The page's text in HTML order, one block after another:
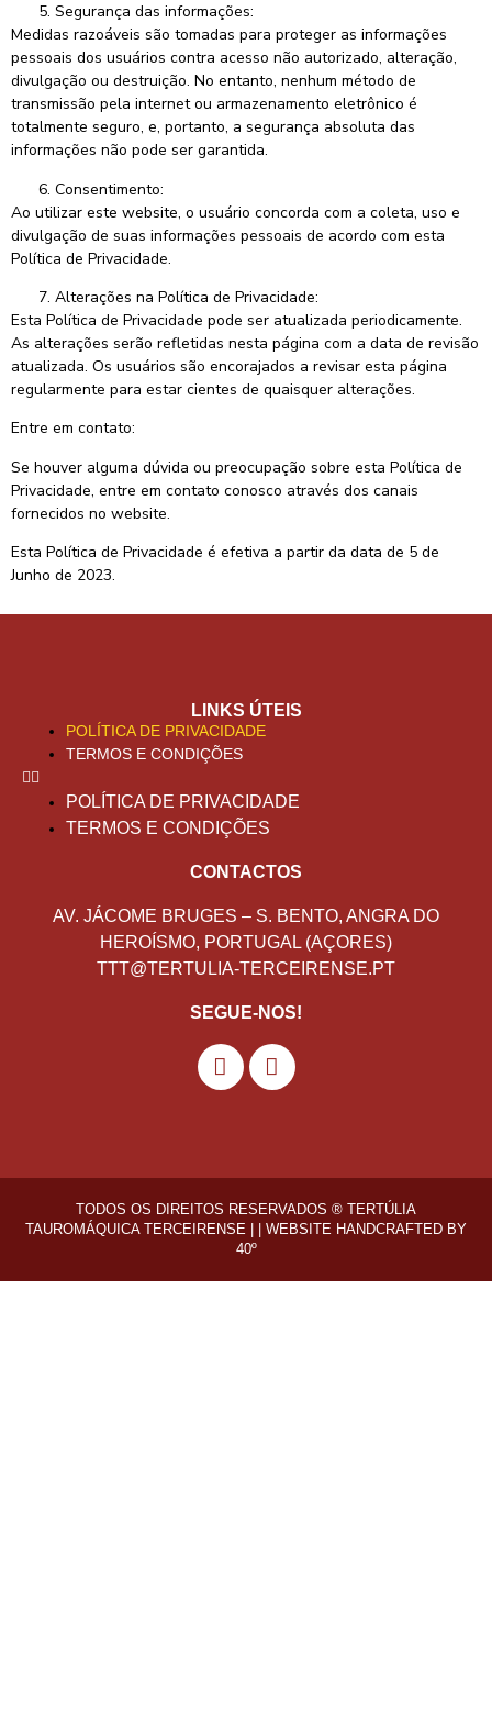
Segurança das informações:
Medidas razoáveis são tomadas para proteger as informações
pessoais dos usuários contra acesso não autorizado, alteração,
divulgação ou destruição. No entanto, nenhum método de
transmissão pela internet ou armazenamento eletrônico é
totalmente seguro, e, portanto, a segurança absoluta das
informações não pode ser garantida.
Consentimento:
Ao utilizar este website, o usuário concorda com a coleta, uso e
divulgação de suas informações pessoais de acordo com esta
Política de Privacidade.
Alterações na Política de Privacidade:
Esta Política de Privacidade pode ser atualizada periodicamente.
As alterações serão refletidas nesta página com a data de revisão
atualizada. Os usuários são encorajados a revisar esta página
regularmente para estar cientes de quaisquer alterações.
Entre em contato:
Se houver alguma dúvida ou preocupação sobre esta Política de
Privacidade, entre em contato conosco através dos canais
fornecidos no website.
Esta Política de Privacidade é efetiva a partir da data de 5 de
Junho de 2023.
LINKS ÚTEIS
POLÍTICA DE PRIVACIDADE
TERMOS E CONDIÇÕES
POLÍTICA DE PRIVACIDADE
TERMOS E CONDIÇÕES
CONTACTOS
AV. JÁCOME BRUGES – S. BENTO, ANGRA DO
HEROÍSMO, PORTUGAL (AÇORES)
TTT@TERTULIA-TERCEIRENSE.PT
SEGUE-NOS!
TODOS OS DIREITOS RESERVADOS ® TERTÚLIA
TAUROMÁQUICA TERCEIRENSE | | WEBSITE HANDCRAFTED BY
40º